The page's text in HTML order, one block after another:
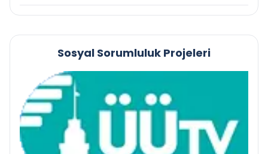
Sosyal Sorumluluk Projeleri